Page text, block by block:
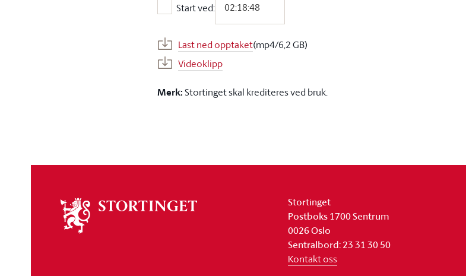
Start ved:
Start ved:
Last ned opptaket(mp4/6,2 GB)
Videoklipp
Merk:Stortinget skal krediteres ved bruk.
stortinget
Stortinget
Postboks 1700 Sentrum
0026 Oslo
Sentralbord: 23 31 30 50
Kontakt oss